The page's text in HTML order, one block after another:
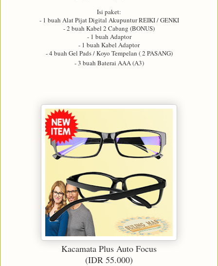
Isi paket:
- 1 buah Alat Pijat Digital Akupuntur REIKI / GENKI
- 2 buah Kabel 2 Cabang (BONUS)
- 1 buah Adaptor
- 1 buah Kabel Adaptor
- 4 buah Gel Pads / Koyo Tempelan ( 2 PASANG)
- 3 buah Baterai AAA (A3)
Kacamata Plus Auto Focus
(IDR 55.000)